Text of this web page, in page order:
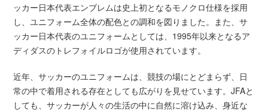
ッカー日本代表エンブレムは史上初となるモノクロ仕様を採用
し、ユニフォーム全体の配色との調和を図りました。また、サ
ッカー日本代表のユニフォームとしては、1995年以来となるア
ディダスのトレフォイルロゴが使用されています。
近年、サッカーのユニフォームは、競技の場にとどまらず、日
常の中で着用される存在としても広がりを見せています。JFAと
しても、サッカーが人々の生活の中に自然に溶け込み、身近な